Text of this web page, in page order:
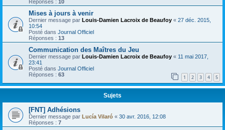
Réponses : 10
Mises à jours à venir
Dernier message par Louis-Damien Lacroix de Beaufoy « 27 déc. 2015,
10:54
Posté dans Journal Officiel
Réponses : 13
Communication des Maîtres du Jeu
Dernier message par Louis-Damien Lacroix de Beaufoy « 11 mai 2017,
23:41
Posté dans Journal Officiel
Réponses : 63 1 2 3 4 5
Sujets
[FNT] Adhésions
Dernier message par Lucía Vilaró « 30 avr. 2016, 12:08
Réponses : 7